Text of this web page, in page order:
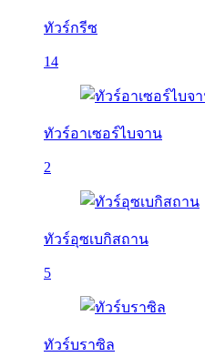
ทัวร์กรีซ
14
ทัวร์อาเซอร์ไบจาน
2
ทัวร์อุซเบกิสถาน
5
ทัวร์บราซิล